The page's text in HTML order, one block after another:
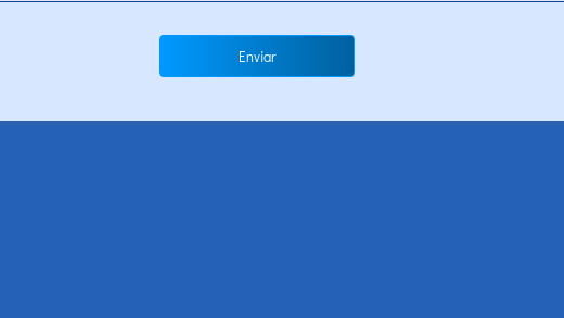
Enviar